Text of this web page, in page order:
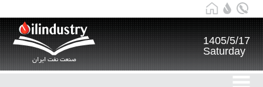
صنعت نفت ایران
1405/5/17
Saturday